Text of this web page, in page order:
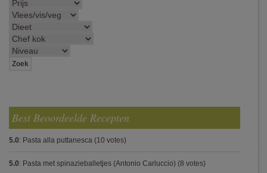
Best Beoordeelde Recepten
5.0: Pasta alla puttanesca (10 votes)
5.0: Pasta met spinazieballetjes (Antonio Carluccio) (8 votes)